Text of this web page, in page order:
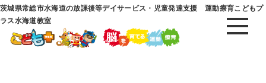
茨城県常総市水海道の放課後等デイサービス・児童発達支援 運動療育こどもプ
ラス水海道教室